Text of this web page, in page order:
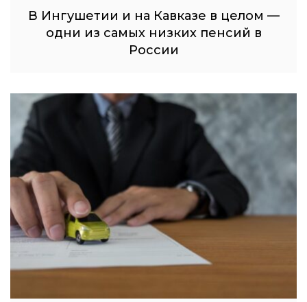
В Ингушетии и на Кавказе в целом —
одни из самых низких пенсий в
России